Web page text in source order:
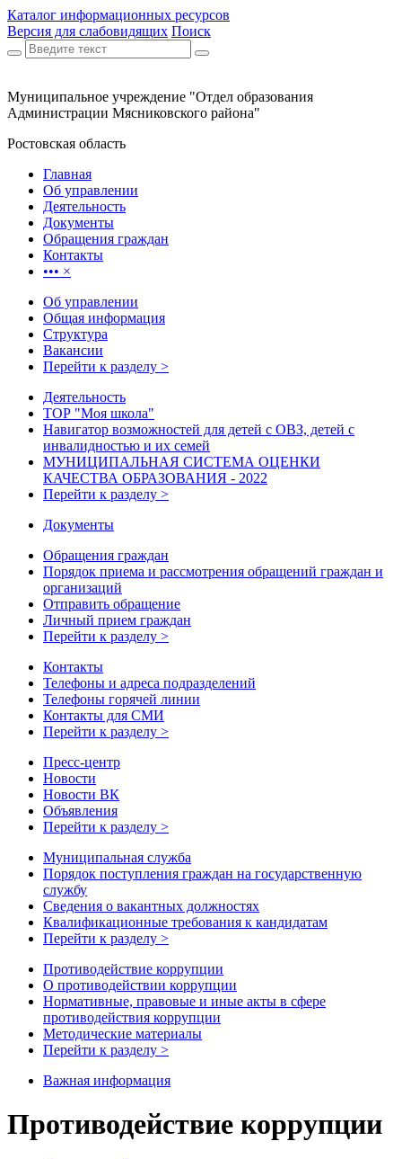
Каталог информационных ресурсов
Версия для слабовидящих Поиск
Муниципальное учреждение "Отдел образования
Администрации Мясниковского района"
Ростовская область
Главная
Об управлении
Деятельность
Документы
Обращения граждан
Контакты
••• ×
Об управлении
Общая информация
Структура
Вакансии
Перейти к разделу >
Деятельность
ТОР "Моя школа"
Навигатор возможностей для детей с ОВЗ, детей с
инвалидностью и их семей
МУНИЦИПАЛЬНАЯ СИСТЕМА ОЦЕНКИ
КАЧЕСТВА ОБРАЗОВАНИЯ - 2022
Перейти к разделу >
Документы
Обращения граждан
Порядок приема и рассмотрения обращений граждан и
организаций
Отправить обращение
Личный прием граждан
Перейти к разделу >
Контакты
Телефоны и адреса подразделений
Телефоны горячей линии
Контакты для СМИ
Перейти к разделу >
Пресс-центр
Новости
Новости ВК
Объявления
Перейти к разделу >
Муниципальная служба
Порядок поступления граждан на государственную
службу
Сведения о вакантных должностях
Квалификационные требования к кандидатам
Перейти к разделу >
Противодействие коррупции
О противодействии коррупции
Нормативные, правовые и иные акты в сфере
противодействия коррупции
Методические материалы
Перейти к разделу >
Важная информация
Противодействие коррупции